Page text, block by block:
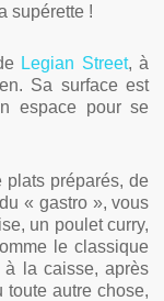
supérette !
Legian Street, à
Sa surface est
espace pour se
plats préparés, de
« gastro », vous
un poulet curry,
le classique
la caisse, après
toute autre chose,